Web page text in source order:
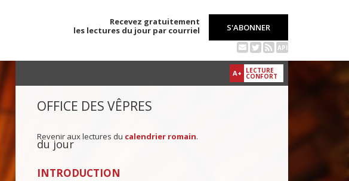
Recevez gratuitement
les lectures du jour par courriel
S'ABONNER
API
A+ LECTURE
CONFORT
OFFICE DES VÊPRES
Revenir aux lectures du calendrier romain.
du jour
INTRODUCTION